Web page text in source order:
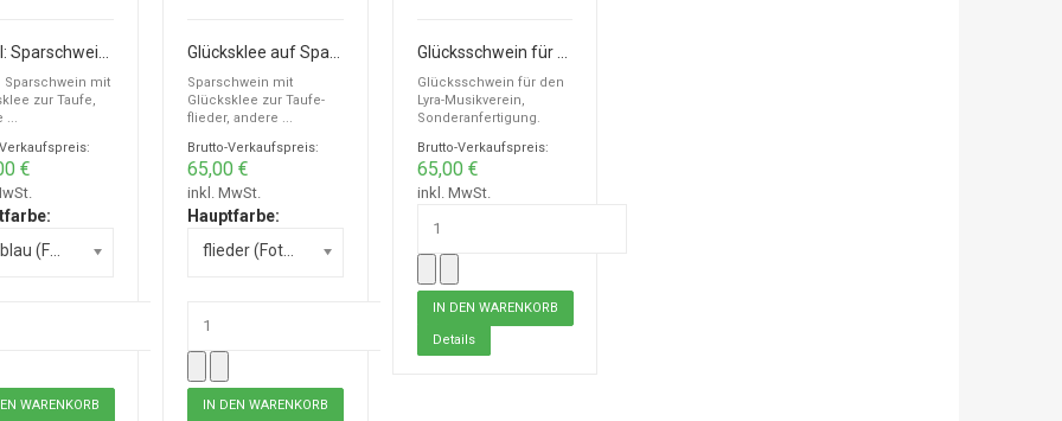
Sparschwein mit
zur Taufe,
...
€
Sparschwein mit
Glücksklee zur Taufe-
flieder, andere ...
Brutto-Verkaufspreis:
65,00 €
inkl. MwSt.
Hauptfarbe:
Glücksschwein für den
Lyra-Musikverein,
Sonderanfertigung.
Brutto-Verkaufspreis:
65,00 €
inkl. MwSt.
Details